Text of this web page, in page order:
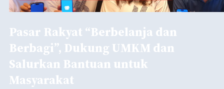
Pasar Rakyat “Berbelanja dan
Berbagi”, Dukung UMKM dan
Salurkan Bantuan untuk
Masyarakat